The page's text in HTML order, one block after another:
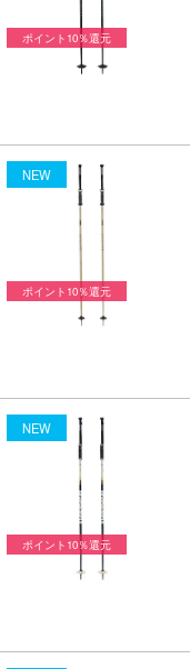
ポイント10％還元
NEW
ポイント10％還元
NEW
ポイント10％還元